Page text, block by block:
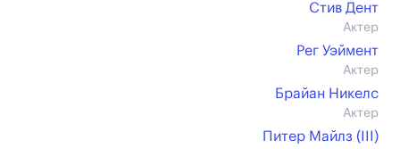
Стив Дент
Актер
Рег Уэймент
Актер
Брайан Никелс
Актер
Питер Майлз (III)